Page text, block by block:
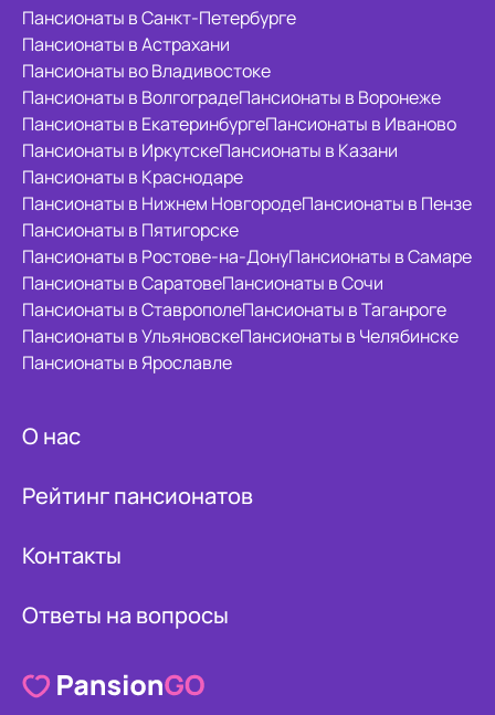
Пансионаты в Санкт-Петербурге
Пансионаты в Астрахани
Пансионаты во Владивостоке
Пансионаты в ВолгоградеПансионаты в Воронеже
Пансионаты в ЕкатеринбургеПансионаты в Иваново
Пансионаты в ИркутскеПансионаты в Казани
Пансионаты в Краснодаре
Пансионаты в Нижнем НовгородеПансионаты в Пензе
Пансионаты в Пятигорске
Пансионаты в Ростове-на-ДонуПансионаты в Самаре
Пансионаты в СаратовеПансионаты в Сочи
Пансионаты в СтаврополеПансионаты в Таганроге
Пансионаты в УльяновскеПансионаты в Челябинске
Пансионаты в Ярославле
О нас
Рейтинг пансионатов
Контакты
Ответы на вопросы